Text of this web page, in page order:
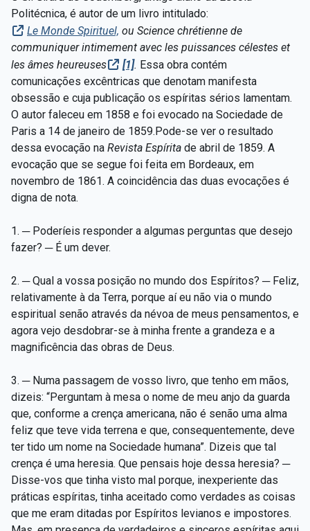
Politécnica, é autor de um livro intitulado:
Le Monde Spirituel, ou Science chrétienne de
communiquer intimement avec les puissances célestes et
les âmes heureuses
[1]. Essa obra contém
comunicações excêntricas que denotam manifesta
obsessão e cuja publicação os espíritas sérios lamentam.
O autor faleceu em 1858 e foi evocado na Sociedade de
Paris a 14 de janeiro de 1859.Pode-se ver o resultado
dessa evocação na Revista Espírita de abril de 1859. A
evocação que se segue foi feita em Bordeaux, em
novembro de 1861. A coincidência das duas evocações é
digna de nota.
1. ─ Poderíeis responder a algumas perguntas que desejo
fazer? ─ É um dever.
2. ─ Qual a vossa posição no mundo dos Espíritos? ─ Feliz,
relativamente à da Terra, porque aí eu não via o mundo
espiritual senão através da névoa de meus pensamentos, e
agora vejo desdobrar-se à minha frente a grandeza e a
magnificência das obras de Deus.
3. ─ Numa passagem de vosso livro, que tenho em mãos,
dizeis: “Perguntam à mesa o nome de meu anjo da guarda
que, conforme a crença americana, não é senão uma alma
feliz que teve vida terrena e que, consequentemente, deve
ter tido um nome na Sociedade humana”. Dizeis que tal
crença é uma heresia. Que pensais hoje dessa heresia? ─
Disse-vos que tinha visto mal porque, inexperiente das
práticas espíritas, tinha aceitado como verdades as coisas
que me eram ditadas por Espíritos levianos e impostores.